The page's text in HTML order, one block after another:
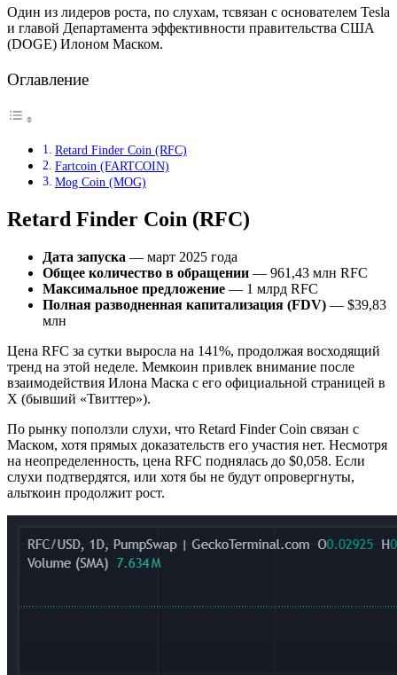
Один из лидеров роста, по слухам, тсвязан с основателем Tesla
и главой Департамента эффективности правительства США
(DOGE) Илоном Маском.
Оглавление
Retard Finder Coin (RFC)
Fartcoin (FARTCOIN)
Mog Coin (MOG)
Retard Finder Coin (RFC)
Дата запуска — март 2025 года
Общее количество в обращении — 961,43 млн RFC
Максимальное предложение — 1 млрд RFC
Полная разводненная капитализация (FDV) — $39,83
млн
Цена RFC за сутки выросла на 141%, продолжая восходящий
тренд на этой неделе. Мемкоин привлек внимание после
взаимодействия Илона Маска с его официальной страницей в
X (бывший «Твиттер»).
По рынку поползли слухи, что Retard Finder Coin связан с
Маском, хотя прямых доказательств его участия нет. Несмотря
на неопределенность, цена RFC поднялась до $0,058. Если
слухи подтвердятся, или хотя бы не будут опровергнуты,
альткоин продолжит рост.